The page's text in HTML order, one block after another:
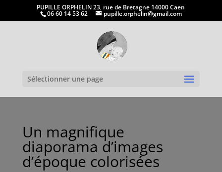
PUPILLE ORPHELIN 23, rue de Bretagne 14000 Caen
06 60 14 53 62 pupille.orphelin@gmail.com
Sélectionner une page
Un magnifique
diaporama d’images
d’époque colorisées